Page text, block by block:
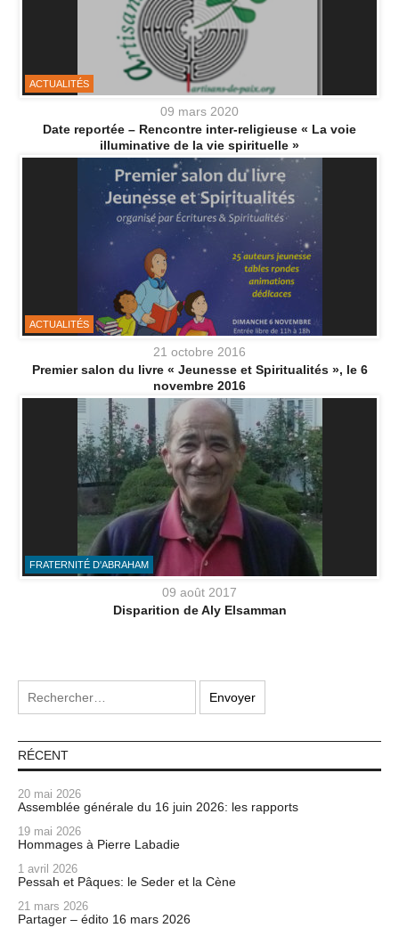
ACTUALITÉS
09 mars 2020
Date reportée – Rencontre inter-religieuse « La voie
illuminative de la vie spirituelle »
ACTUALITÉS
21 octobre 2016
Premier salon du livre « Jeunesse et Spiritualités », le 6
novembre 2016
FRATERNITÉ D'ABRAHAM
09 août 2017
Disparition de Aly Elsamman
RÉCENT
20 mai 2026
Assemblée générale du 16 juin 2026: les rapports
19 mai 2026
Hommages à Pierre Labadie
1 avril 2026
Pessah et Pâques: le Seder et la Cène
21 mars 2026
Partager – édito 16 mars 2026